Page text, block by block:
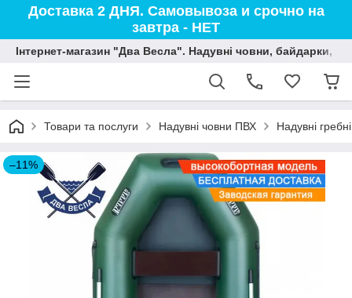
Доставка 2 ДНЯ. Самовывоза и срочно на
завтра - НЕТ
Інтернет-магазин "Два Весла". Надувні човни, байдарки,
Товари та послуги Надувні човни ПВХ Надувні
–11%